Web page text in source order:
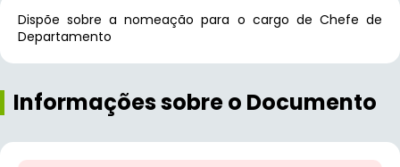
Dispõe sobre a nomeação para o cargo de Chefe de
Departamento
Informações sobre o Documento